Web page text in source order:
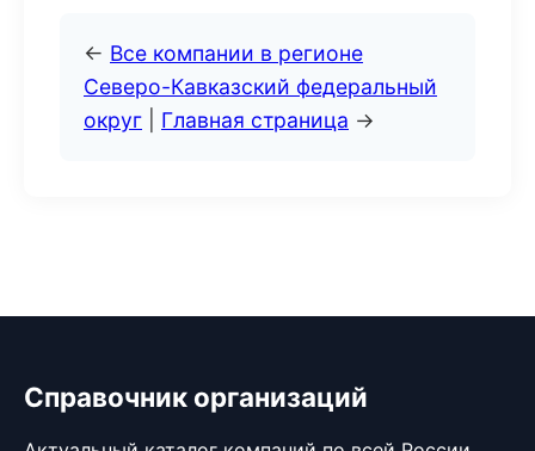
← Все компании в регионе
Северо-Кавказский федеральный
округ
Главная страница →
Справочник организаций